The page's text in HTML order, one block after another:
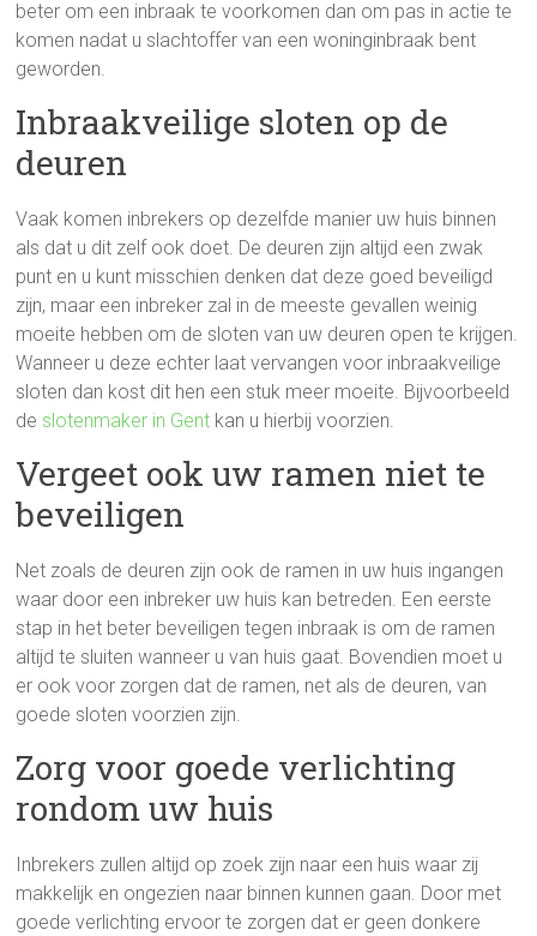
beter om een inbraak te voorkomen dan om pas in actie te
komen nadat u slachtoffer van een woninginbraak bent
geworden.
Inbraakveilige sloten op de
deuren
Vaak komen inbrekers op dezelfde manier uw huis binnen
als dat u dit zelf ook doet. De deuren zijn altijd een zwak
punt en u kunt misschien denken dat deze goed beveiligd
zijn, maar een inbreker zal in de meeste gevallen weinig
moeite hebben om de sloten van uw deuren open te krijgen.
Wanneer u deze echter laat vervangen voor inbraakveilige
sloten dan kost dit hen een stuk meer moeite. Bijvoorbeeld
de slotenmaker in Gent kan u hierbij voorzien.
Vergeet ook uw ramen niet te
beveiligen
Net zoals de deuren zijn ook de ramen in uw huis ingangen
waar door een inbreker uw huis kan betreden. Een eerste
stap in het beter beveiligen tegen inbraak is om de ramen
altijd te sluiten wanneer u van huis gaat. Bovendien moet u
er ook voor zorgen dat de ramen, net als de deuren, van
goede sloten voorzien zijn.
Zorg voor goede verlichting
rondom uw huis
Inbrekers zullen altijd op zoek zijn naar een huis waar zij
makkelijk en ongezien naar binnen kunnen gaan. Door met
goede verlichting ervoor te zorgen dat er geen donkere